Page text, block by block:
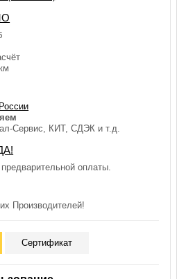
Сервис, КИТ, СДЭК и т.д.
оплаты.
Производителей!
Сертификат